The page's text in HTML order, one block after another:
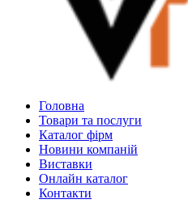
Головна
Товари та послуги
Каталог фірм
Новини компаній
Виставки
Онлайн каталог
Контакти